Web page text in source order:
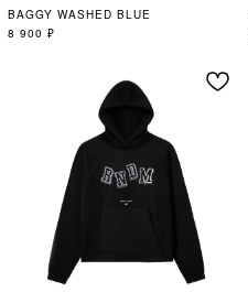
BAGGY WASHED BLUE
8 900 ₽